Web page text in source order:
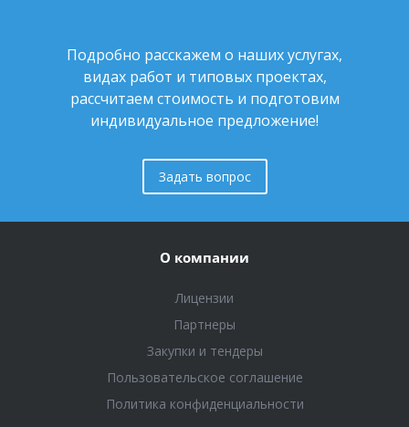
Подробно расскажем о наших услугах,
видах работ и типовых проектах,
рассчитаем стоимость и подготовим
индивидуальное предложение!
Задать вопрос
О компании
Лицензии
Партнеры
Закупки и тендеры
Пользовательское соглашение
Политика конфиденциальности